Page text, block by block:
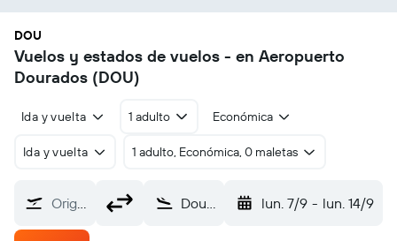
DOU
Vuelos y estados de vuelos - en Aeropuerto
Dourados (DOU)
Ida y vuelta 1 adulto Económica
Ida y vuelta 1 adulto, Económica, 0 maletas
Origen Dourados (DOU) lun. 7/9 - lun. 14/9